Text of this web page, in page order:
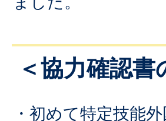
＜協力確認
・初めて特定技能